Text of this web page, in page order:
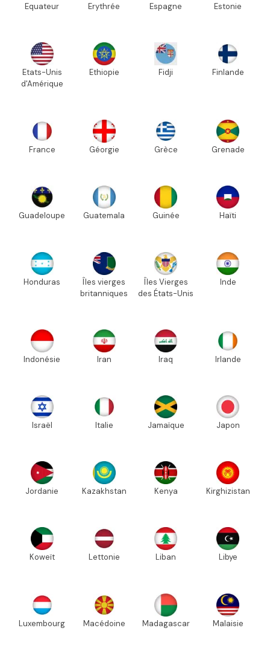
Equateur Erythrée Espagne Estonie
Etats-Unis
d'Amérique
Ethiopie Fidji Finlande
France Géorgie Grèce Grenade
Guadeloupe Guatemala Guinée Haïti
Honduras
Îles vierges
britanniques
Îles Vierges
des États-Unis
Inde
Indonésie Iran Iraq Irlande
Israël Italie Jamaïque Japon
Jordanie Kazakhstan Kenya Kirghizistan
Koweït Lettonie Liban Libye
Luxembourg Macédoine Madagascar Malaisie